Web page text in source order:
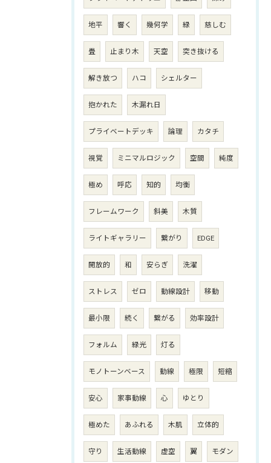
地平 響く 幾何学 緑 慈しむ
畳 止まり木 天空 突き抜ける
解き放つ ハコ シェルター
抱かれた 木漏れ日
プライベートデッキ 論理 カタチ
視覚 ミニマルロジック 空間 純度
極め 呼応 知的 均衡
フレームワーク 斜美 木質
ライトギャラリー 繋がり EDGE
開放的 和 安らぎ 洗濯
ストレス ゼロ 動線設計 移動
最小限 続く 繋がる 効率設計
フォルム 緑光 灯る
モノトーンベース 動線 極限 短縮
安心 家事動線 心 ゆとり
極めた あふれる 木肌 立体的
守り 生活動線 虚空 翼 モダン